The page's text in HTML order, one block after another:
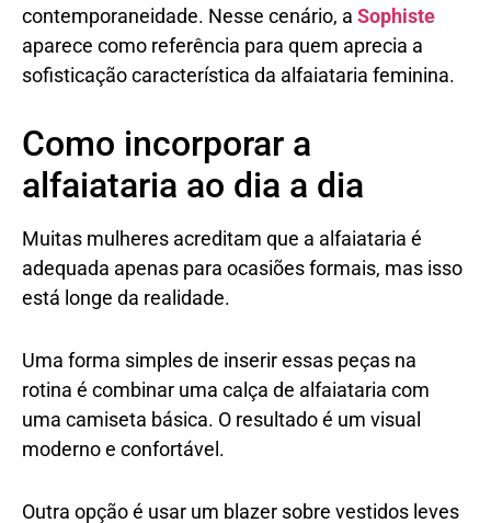
contemporaneidade. Nesse cenário, a Sophiste
aparece como referência para quem aprecia a
sofisticação característica da alfaiataria feminina.
Como incorporar a
alfaiataria ao dia a dia
Muitas mulheres acreditam que a alfaiataria é
adequada apenas para ocasiões formais, mas isso
está longe da realidade.
Uma forma simples de inserir essas peças na
rotina é combinar uma calça de alfaiataria com
uma camiseta básica. O resultado é um visual
moderno e confortável.
Outra opção é usar um blazer sobre vestidos leves